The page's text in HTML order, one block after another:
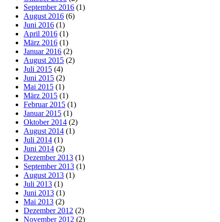
September 2016 (1)
August 2016 (6)
Juni 2016 (1)
April 2016 (1)
März 2016 (1)
Januar 2016 (2)
August 2015 (2)
Juli 2015 (4)
Juni 2015 (2)
Mai 2015 (1)
März 2015 (1)
Februar 2015 (1)
Januar 2015 (1)
Oktober 2014 (2)
August 2014 (1)
Juli 2014 (1)
Juni 2014 (2)
Dezember 2013 (1)
September 2013 (1)
August 2013 (1)
Juli 2013 (1)
Juni 2013 (1)
Mai 2013 (2)
Dezember 2012 (2)
November 2012 (2)